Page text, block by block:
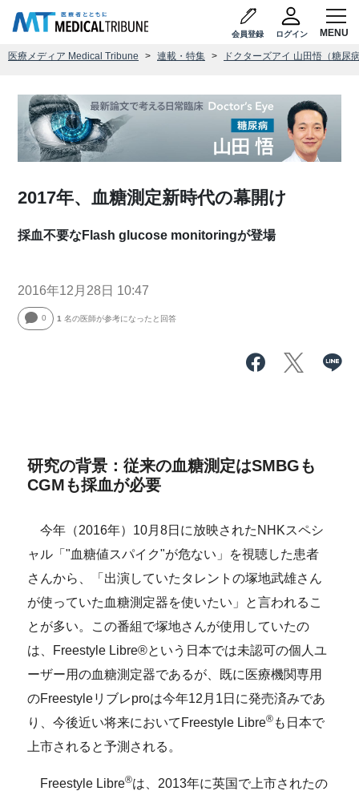
会員登録 ログイン
医療メディア Medical Tribune 連載・特集 ドクターズアイ 山田悟（糖尿
2017年、血糖測定新時代の幕開け
採血不要なFlash glucose monitoringが登場
2016年12月28日 10:47
0 1 名の医師が参考になったと回答
研究の背景：従来の血糖測定はSMBGも
CGMも採血が必要
今年（2016年）10月8日に放映されたNHKスペシ
ャル「"血糖値スパイク"が危ない」を視聴した患者
さんから、「出演していたタレントの塚地武雄さん
が使っていた血糖測定器を使いたい」と言われるこ
とが多い。この番組で塚地さんが使用していたの
は、Freestyle Libre®という日本では未認可の個人ユ
ーザー用の血糖測定器であるが、既に医療機関専用
のFreestyleリブレproは今年12月1日に発売済みであ
り、今後近い将来においてFreestyle Libre® も日本で
上市されると予測される。
Freestyle Libre®は、2013年に英国で上市されたの